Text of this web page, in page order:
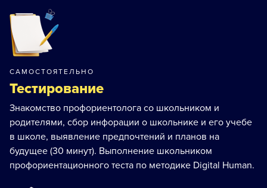
САМОСТОЯТЕЛЬНО
Тестирование
Знакомство профориентолога со школьником и
родителями, сбор инфорации о школьнике и его учебе
в школе, выявление предпочтений и планов на
будущее (30 минут). Выполнение школьником
профориентационного теста по методике Digital Human.